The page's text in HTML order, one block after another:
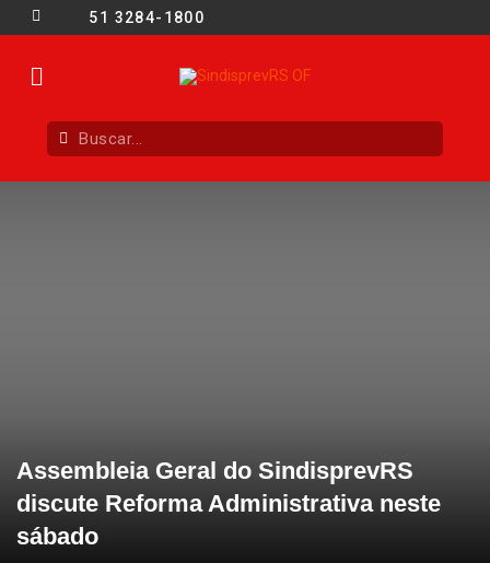
51 3284-1800
Assembleia Geral do SindisprevRS
discute Reforma Administrativa neste
sábado